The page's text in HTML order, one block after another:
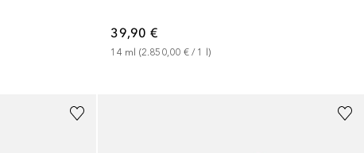
39,90 €
14 ml (2.850,00 € / 1 l)